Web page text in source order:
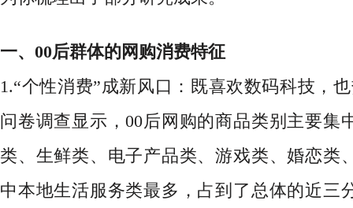
一、 00后群体的网购消费特征
1.“个性消费”成新风口：既喜欢数码科技
问卷调查显示，00后网购的商品类别主要集
类、生鲜类、电子产品类、游戏类、婚恋类
中本地生活服务类最多，占到了总体的近三